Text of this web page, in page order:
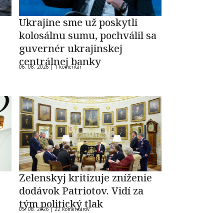
Ukrajine sme už poskytli
kolosálnu sumu, pochválil sa
guvernér ukrajinskej
centrálnej banky
06. 08. 2026 |1 komentár
Zelenskyj kritizuje zníženie
dodávok Patriotov. Vidí za
tým politický tlak
05. 08. 2026 |22 komentárov